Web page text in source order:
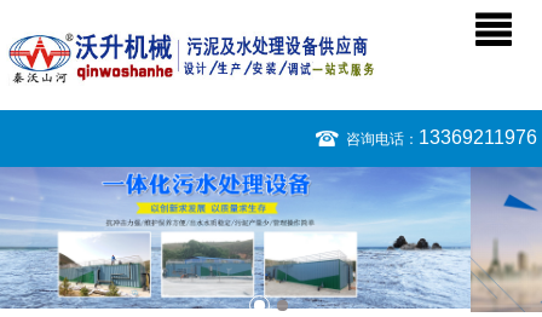
咨询电话： 13369211976